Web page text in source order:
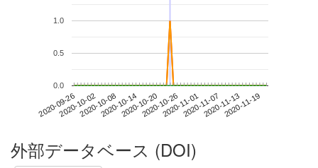
2020-09-262020-10-022020-10-082020-10-142020-10-202020-10-262020-11-012020-11-072020-11-132020-11-19
0.0
0.5
1.0
外部データベース (DOI)